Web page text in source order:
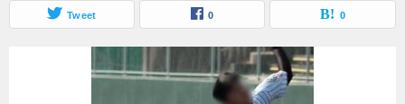
Tweet 0 0